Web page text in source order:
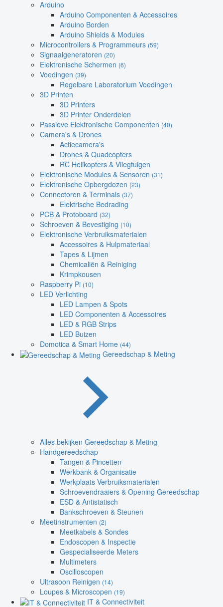
Arduino
Arduino Componenten & Accessoires
Arduino Borden
Arduino Shields & Modules
Microcontrollers & Programmeurs (59)
Signaalgeneratoren (20)
Elektronische Schermen (6)
Voedingen (39)
Regelbare Laboratorium Voedingen
3D Printen
3D Printers
3D Printer Onderdelen
Passieve Elektronische Componenten (40)
Camera's & Drones
Actiecamera's
Drones & Quadcopters
RC Helikopters & Vliegtuigen
Elektronische Modules & Sensoren (31)
Elektronische Opbergdozen (23)
Connectoren & Terminals (37)
Elektrische Bedrading
PCB & Protoboard (32)
Schroeven & Bevestiging (10)
Elektronische Verbruiksmaterialen
Accessoires & Hulpmateriaal
Tapes & Lijmen
Chemicaliën & Reiniging
Krimpkousen
Raspberry Pi (10)
LED Verlichting
LED Lampen & Spots
LED Componenten & Accessoires
LED & RGB Strips
LED Buizen
Domotica & Smart Home (44)
Gereedschap & Meting
Alles bekijken Gereedschap & Meting
Handgereedschap
Tangen & Pincetten
Werkbank & Organisatie
Werkplaats Verbruiksmaterialen
Schroevendraaiers & Opening Gereedschap
ESD & Antistatisch
Bankschroeven & Steunen
Meetinstrumenten (2)
Meetkabels & Sondes
Endoscopen & Inspectie
Gespecialiseerde Meters
Multimeters
Oscilloscopen
Ultrasoon Reinigen (14)
Loupes & Microscopen (19)
IT & Connectiviteit